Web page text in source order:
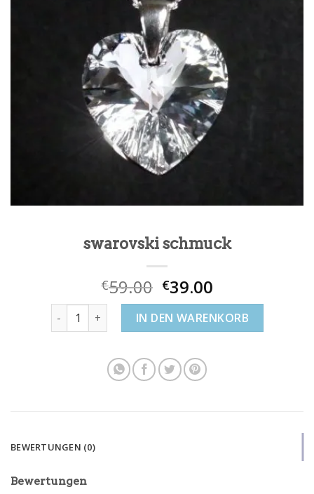
swarovski schmuck
€59.00 €39.00
swarovski schmuck MengeIN DEN WARENKORB
BEWERTUNGEN (0)
Bewertungen